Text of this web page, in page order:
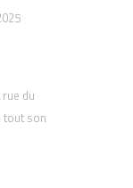
du
tout son